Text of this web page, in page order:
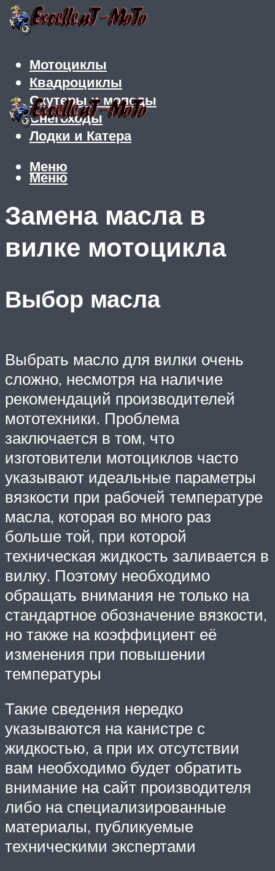
Мотоциклы
Квадроциклы
Скутеры и мопеды
Снегоходы
Лодки и Катера
Меню
Меню
Замена масла в
вилке мотоцикла
Выбор масла
Выбрать масло для вилки очень
сложно, несмотря на наличие
рекомендаций производителей
мототехники. Проблема
заключается в том, что
изготовители мотоциклов часто
указывают идеальные параметры
вязкости при рабочей температуре
масла, которая во много раз
больше той, при которой
техническая жидкость заливается в
вилку. Поэтому необходимо
обращать внимания не только на
стандартное обозначение вязкости,
но также на коэффициент её
изменения при повышении
температуры
Такие сведения нередко
указываются на канистре с
жидкостью, а при их отсутствии
вам необходимо будет обратить
внимание на сайт производителя
либо на специализированные
материалы, публикуемые
техническими экспертами